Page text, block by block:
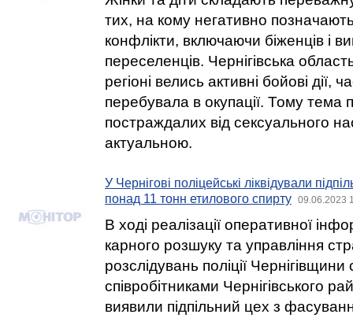
тих, на кому негативно
конфлікти, включаючи біженців і
переселенців. Чернігівська
регіоні велись активні бойові дії,
перебувала в окупації. Тому тема
постраждалих від сексуального
актуальною.
У Чернігові поліцейські ліквідували
понад 11 тонн етилового спирту
09.06.2023
В ході реалізації оперативної
карного розшуку та управління
розслідувань поліції Чернігівщини
співробітниками Чернігівського
виявили підпільний цех з